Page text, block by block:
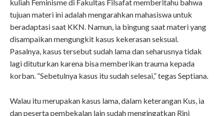
kuliah Feminisme di Fakultas Filsafat memberitahu bahwa
tujuan materi ini adalah mengarahkan mahasiswa untuk
beradaptasi saat KKN. Namun, ia bingung saat materi yang
disampaikan mengungkit kasus kekerasan seksual.
Pasalnya, kasus tersebut sudah lama dan seharusnya tidak
lagi dituturkan karena bisa memberikan trauma kepada
korban. “Sebetulnya kasus itu sudah selesai,” tegas Septiana.
Walau itu merupakan kasus lama, dalam keterangan Kus, ia
dan peserta pembekalan lain sudah mengingatkan Rini